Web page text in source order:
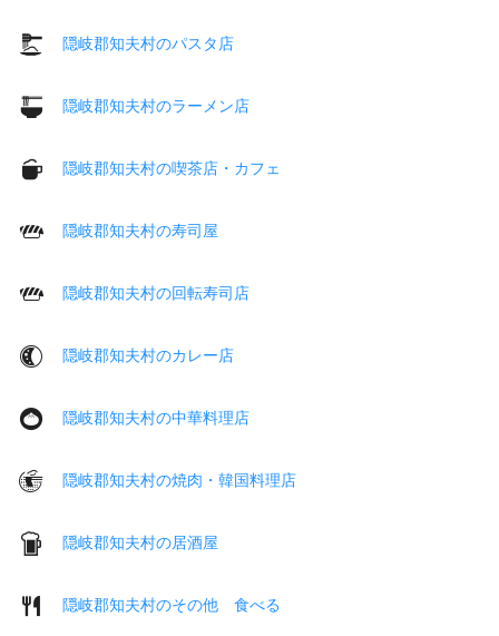
隠岐郡知夫村のパスタ店
隠岐郡知夫村のラーメン店
隠岐郡知夫村の喫茶店・カフェ
隠岐郡知夫村の寿司屋
隠岐郡知夫村の回転寿司店
隠岐郡知夫村のカレー店
隠岐郡知夫村の中華料理店
隠岐郡知夫村の焼肉・韓国料理店
隠岐郡知夫村の居酒屋
隠岐郡知夫村のその他 食べる